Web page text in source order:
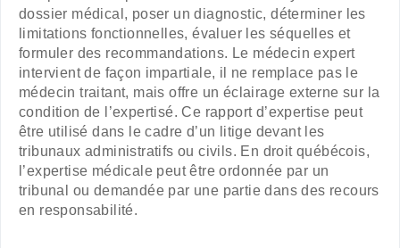
dossier médical, poser un diagnostic, déterminer les
limitations fonctionnelles, évaluer les séquelles et
formuler des recommandations. Le médecin expert
intervient de façon impartiale, il ne remplace pas le
médecin traitant, mais offre un éclairage externe sur la
condition de l’expertisé. Ce rapport d’expertise peut
être utilisé dans le cadre d’un litige devant les
tribunaux administratifs ou civils. En droit québécois,
l’expertise médicale peut être ordonnée par un
tribunal ou demandée par une partie dans des recours
en responsabilité.